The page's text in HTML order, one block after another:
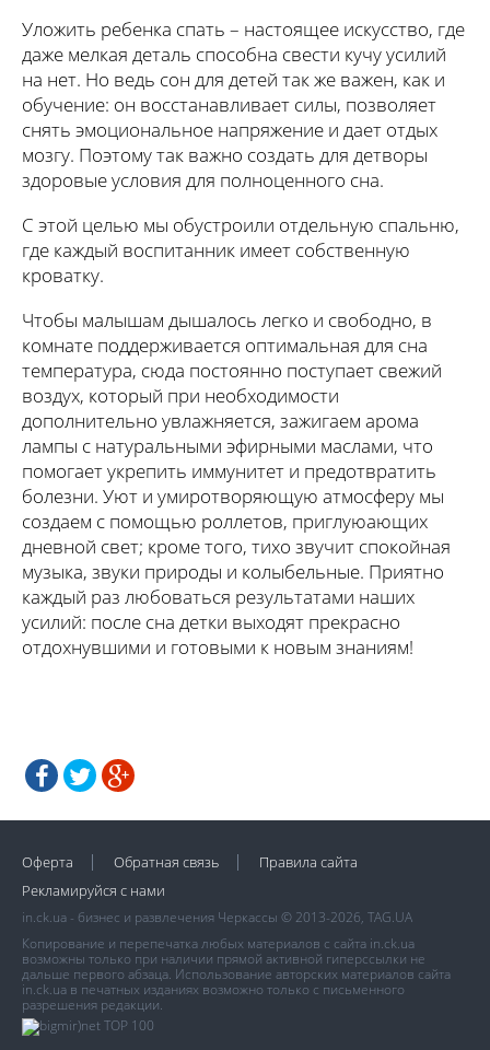
Уложить ребенка спать – настоящее искусство, где
даже мелкая деталь способна свести кучу усилий
на нет. Но ведь сон для детей так же важен, как и
обучение: он восстанавливает силы, позволяет
снять эмоциональное напряжение и дает отдых
мозгу. Поэтому так важно создать для детворы
здоровые условия для полноценного сна.
С этой целью мы обустроили отдельную спальню,
где каждый воспитанник имеет собственную
кроватку.
Чтобы малышам дышалось легко и свободно, в
комнате поддерживается оптимальная для сна
температура, сюда постоянно поступает свежий
воздух, который при необходимости
дополнительно увлажняется, зажигаем арома
лампы с натуральными эфирными маслами, что
помогает укрепить иммунитет и предотвратить
болезни. Уют и умиротворяющую атмосферу мы
создаем с помощью роллетов, приглуюающих
дневной свет; кроме того, тихо звучит спокойная
музыка, звуки природы и колыбельные. Приятно
каждый раз любоваться результатами наших
усилий: после сна детки выходят прекрасно
отдохнувшими и готовыми к новым знаниям!
Оферта Обратная связь
Правила сайта
Рекламируйся с нами
in.ck.ua - бизнес и развлечения Черкассы © 2013-2026, TAG.UA
Копирование и перепечатка любых материалов с сайта in.ck.ua
возможны только при наличии прямой активной гиперссылки не
дальше первого абзаца. Использование авторских материалов сайта
in.ck.ua в печатных изданиях возможно только с письменного
разрешения редакции.